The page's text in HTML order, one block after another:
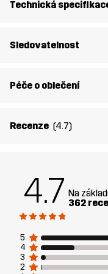
Membrána
Vodní
Váha:
Technická
Sledovatelnost
Péče o oblečení
Recenze (4.7)
4.7 Na
362
5
4
3
2